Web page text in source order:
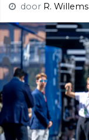
door R. Willems